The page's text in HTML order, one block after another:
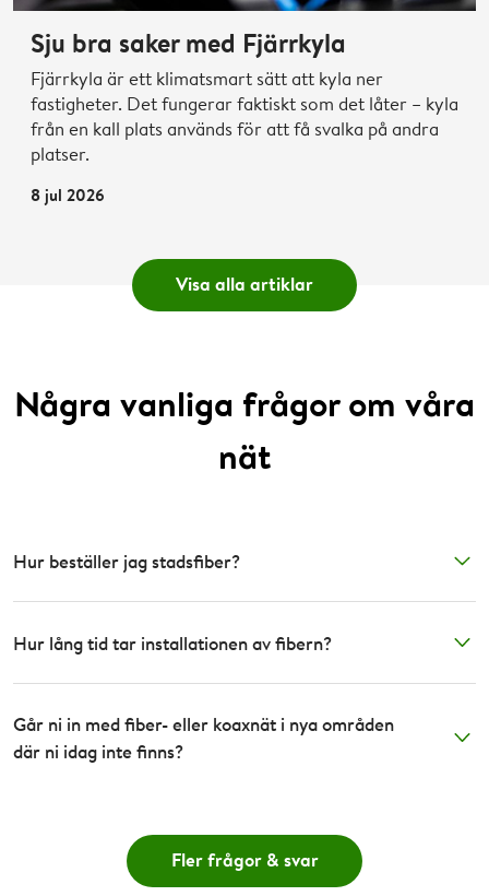
Sju bra saker med Fjärrkyla
Fjärrkyla är ett klimatsmart sätt att kyla ner
fastigheter. Det fungerar faktiskt som det låter – kyla
från en kall plats används för att få svalka på andra
platser.
8 jul 2026
Visa alla artiklar
Några vanliga frågor om våra
nät
Hur beställer jag stadsfiber?
Hur lång tid tar installationen av fibern?
Går ni in med fiber- eller koaxnät i nya områden
där ni idag inte finns?
Fler frågor & svar